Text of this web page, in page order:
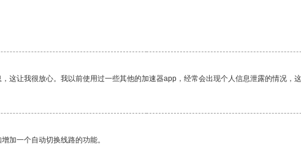
这让我很放心。我以前使用过一些其他的加速器app，经常会出现个人信息泄露的情况，这
加一个自动切换线路的功能。